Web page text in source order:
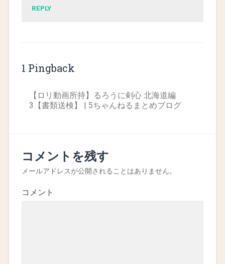
REPLY
1 Pingback
【ロリ動画所持】るろうに剣心 北海道編
3【書類送検】 | 5ちゃんねるまとめブログ
コメントを残す
メールアドレスが公開されることはありません。
コメント